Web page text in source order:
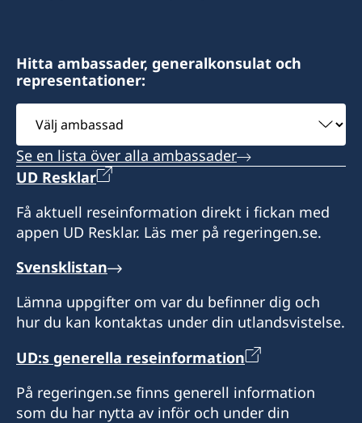
hör av dig på mail med dina frågor.
Konsulatet i Izmie kan utlämna pass, ID-kort
och körkort som sökts vid en ambassad eller
polismyndighet i Sverige.
Vid lokala helgdagar håller som regel
honorärkonsulatet stängt. Skriv mail och fråga
innan du beger dig dit.
Språk: turkiska, engelska och franska.
Honorärkonsul
Feyzi Kaya
Honorärkonsulatet tar endast emot besökare
efter tidsbokning. Vänligen ring i förväg eller
hör av dig på mail med dina frågor.
Konsulatet i Antalya kan utlämna pass, ID-kort
och körkort som sökts vid en ambassad eller
polismyndighet i Sverige. Konsulatet kan även
utfärda provisoriska pass.
regel stängt. Ring innan du beger dig dit.
Språk: turkiska och engelska
Honorärkonsul
Başak Akıncı
Hitta ambassader, generalkonsulat och
representationer:
Välj
ambassad
Se en lista över alla ambassader
UD Resklar
Få aktuell reseinformation direkt i fickan med
appen UD Resklar. Läs mer på regeringen.se.
Svensklistan
Lämna uppgifter om var du befinner dig och
hur du kan kontaktas under din utlandsvistelse.
UD:s generella reseinformation
På regeringen.se finns generell information
som du har nytta av inför och under din